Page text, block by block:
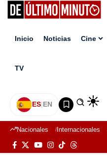
Inicio Noticias Cine
TV
ES|EN
Nacionales Internacionales